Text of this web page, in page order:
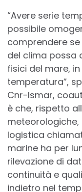
“Avere serie
possibile
comprendere se
del clima possa
fisici del mare,
temperatura”,
Cnr-Ismar,
è che, rispetto
logistica
marine ha per
rilevazione di
continuità e
indietro nel